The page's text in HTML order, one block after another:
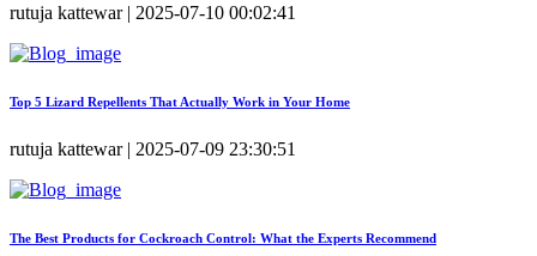
rutuja kattewar | 2025-07-10 00:02:41
Top 5 Lizard Repellents That Actually Work in Your Home
rutuja kattewar | 2025-07-09 23:30:51
The Best Products for Cockroach Control: What the Experts Recommend